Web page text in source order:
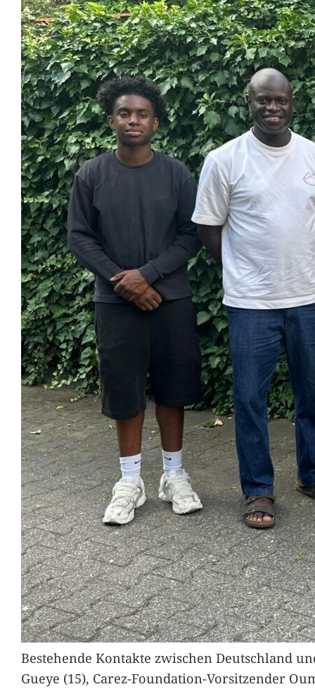
Bestehende Kontakte zwischen Deutschland
Gueye (15), Carez-Foundation-Vorsitzender